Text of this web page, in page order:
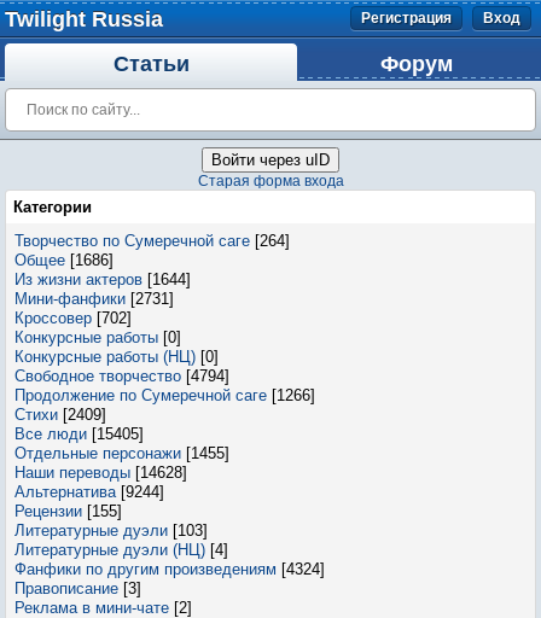
Twilight Russia Регистрация Вход
Статьи Форум
Войти через uID
Старая форма входа
Категории
Творчество по Сумеречной саге [264]
Общее [1686]
Из жизни актеров [1644]
Мини-фанфики [2731]
Кроссовер [702]
Конкурсные работы [0]
Конкурсные работы (НЦ) [0]
Свободное творчество [4794]
Продолжение по Сумеречной саге [1266]
Стихи [2409]
Все люди [15405]
Отдельные персонажи [1455]
Наши переводы [14628]
Альтернатива [9244]
Рецензии [155]
Литературные дуэли [103]
Литературные дуэли (НЦ) [4]
Фанфики по другим произведениям [4324]
Правописание [3]
Реклама в мини-чате [2]